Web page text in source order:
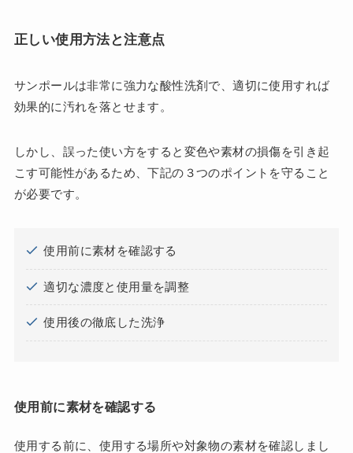
正しい使用方法と注意点
サンポールは非常に強力な酸性洗剤で、適切に使用すれば
効果的に汚れを落とせます。
しかし、誤った使い方をすると変色や素材の損傷を引き起
こす可能性があるため、下記の３つのポイントを守ること
が必要です。
使用前に素材を確認する
適切な濃度と使用量を調整
使用後の徹底した洗浄
使用前に素材を確認する
使用する前に、使用する場所や対象物の素材を確認しまし